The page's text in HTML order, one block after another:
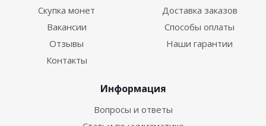
Скупка монет
Вакансии
Отзывы
Контакты
Доставка заказов
Способы оплаты
Наши гарантии
Информация
Вопросы и ответы